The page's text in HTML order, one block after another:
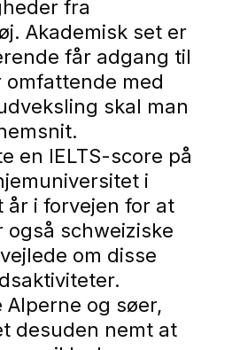
fra
Akademisk set er
får adgang til
med
skal man
en IELTS-score på
i
i forvejen for at
schweiziske
om disse
og søer,
desuden nemt at